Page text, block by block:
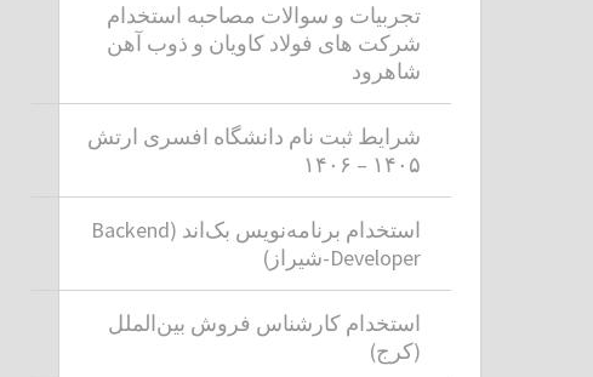
تجربیات و سوالات مصاحبه استخدام
شرکت های فولاد کاویان و ذوب آهن
شاهرود
شرایط ثبت نام دانشگاه افسری ارتش
۱۴۰۵ – ۱۴۰۶
استخدام برنامه‌نویس بک‌اند (Backend
Developer-شیراز)
استخدام کارشناس فروش بین‌الملل
(کرج)